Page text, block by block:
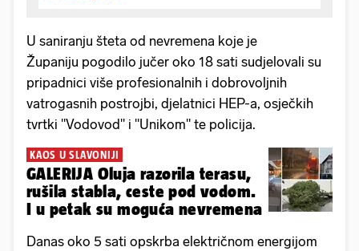
U saniranju šteta od nevremena koje je
Županiju pogodilo jučer oko 18 sati sudjelovali su
pripadnici više profesionalnih i dobrovoljnih
vatrogasnih postrojbi, djelatnici HEP-a, osječkih
tvrtki "Vodovod" i "Unikom" te policija.
KAOS U SLAVONIJI
GALERIJA Oluja razorila terasu,
rušila stabla, ceste pod vodom.
I u petak su moguća nevremena
Danas oko 5 sati opskrba električnom energijom